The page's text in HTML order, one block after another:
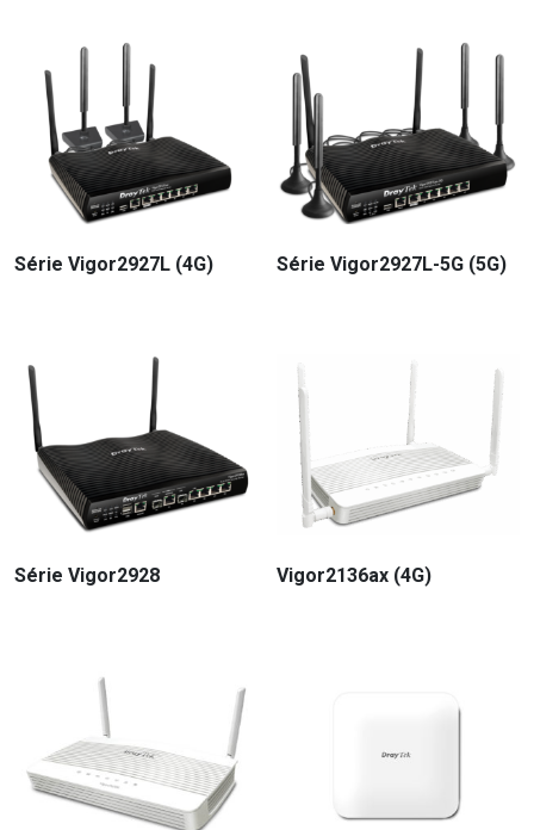
Série Vigor2927L (4G) Série Vigor2927L-5G (5G)
Série Vigor2928 Vigor2136ax (4G)